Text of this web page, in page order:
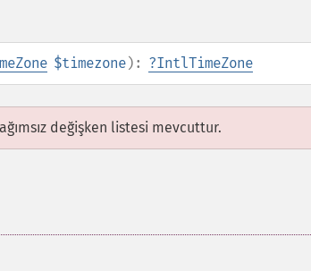
$timezone): ?IntlTimeZone
değişken listesi mevcuttur.